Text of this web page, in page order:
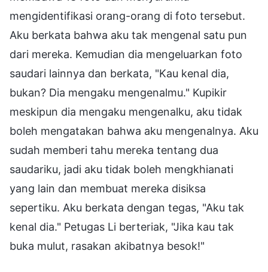
mengidentifikasi orang-orang di foto tersebut.
Aku berkata bahwa aku tak mengenal satu pun
dari mereka. Kemudian dia mengeluarkan foto
saudari lainnya dan berkata, "Kau kenal dia,
bukan? Dia mengaku mengenalmu." Kupikir
meskipun dia mengaku mengenalku, aku tidak
boleh mengatakan bahwa aku mengenalnya. Aku
sudah memberi tahu mereka tentang dua
saudariku, jadi aku tidak boleh mengkhianati
yang lain dan membuat mereka disiksa
sepertiku. Aku berkata dengan tegas, "Aku tak
kenal dia." Petugas Li berteriak, "Jika kau tak
buka mulut, rasakan akibatnya besok!"